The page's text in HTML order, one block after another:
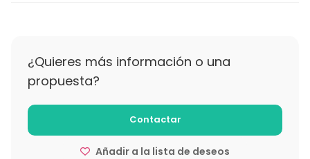
¿Quieres más información o una
propuesta?
Contactar
Añadir a la lista de deseos